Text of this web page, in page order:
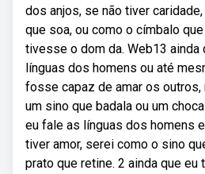
dos anjos, se não tiver
que soa, ou como o címbalo
tivesse o dom da. Web13 ainda
línguas dos homens ou até
fosse capaz de amar os
um sino que badala ou um
eu fale as línguas dos homens
tiver amor, serei como o sino
prato que retine. 2 ainda que eu